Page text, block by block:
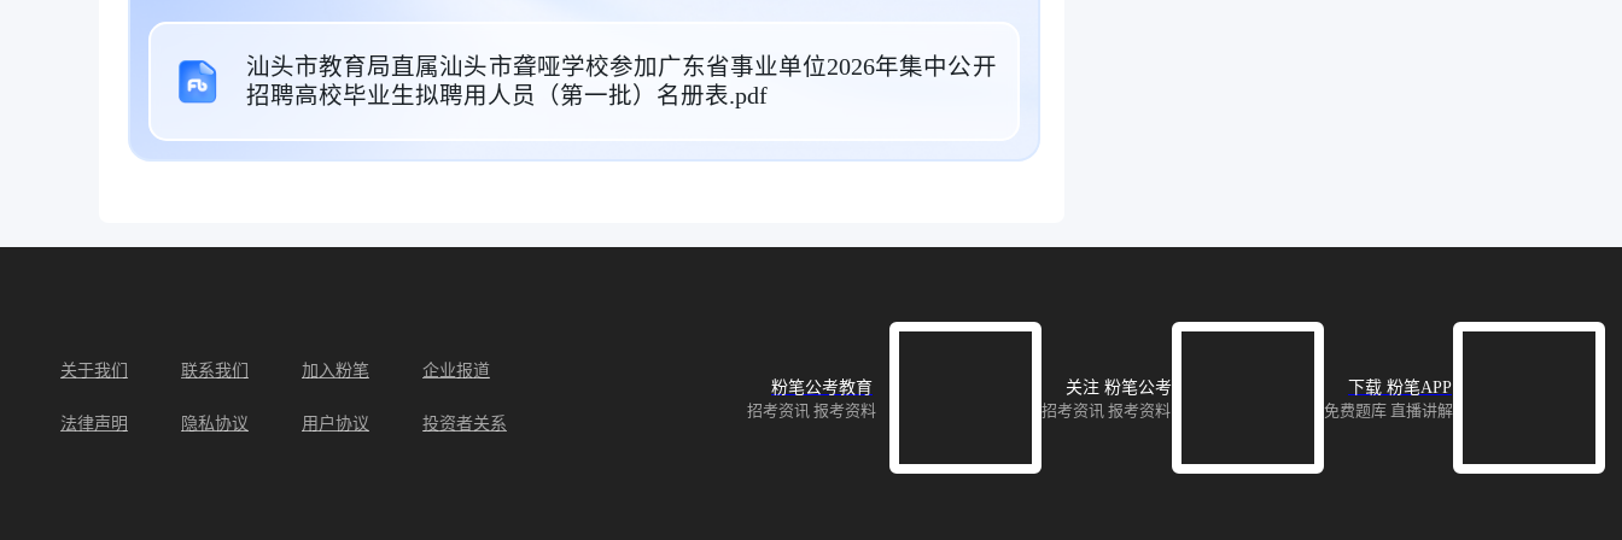
汕头市教育局直属汕头市聋哑学校参加广东省事业单位2026年集中公开
招聘高校毕业生拟聘用人员（第一批）名册表.pdf
关于我们 联系我们 加入粉笔 企业报道
法律声明 隐私协议 用户协议 投资者关系
粉笔公考教育
招考资讯 报考资料
关注 粉笔公考
招考资讯 报考资料
下载 粉笔APP
免费题库 直播讲解